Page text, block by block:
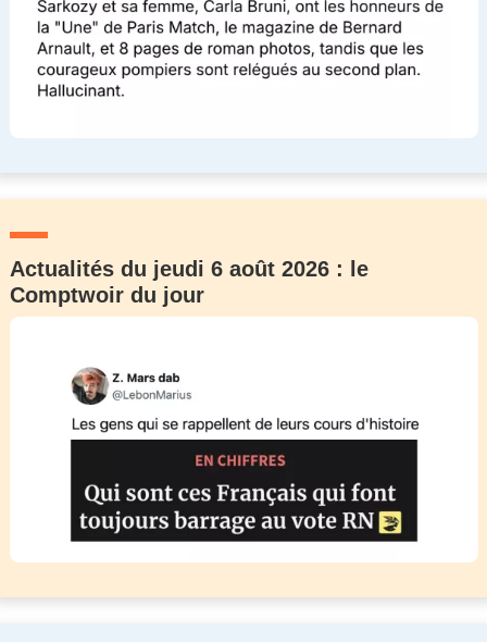
Actualités du jeudi 6 août 2026 : le
Comptwoir du jour